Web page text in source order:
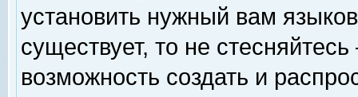
установить нужный вам
существует, то не
возможность создать и